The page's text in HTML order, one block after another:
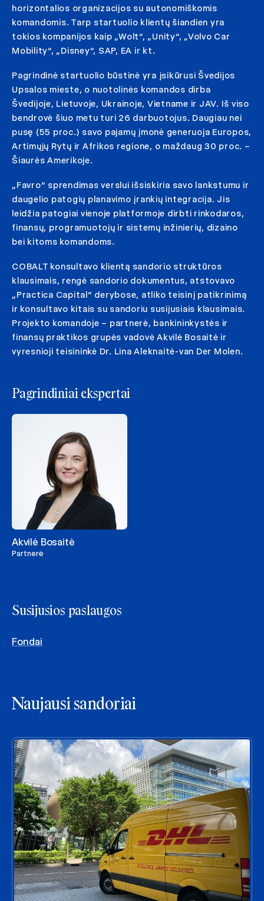
horizontalios organizacijos su autonomiškomis
komandomis. Tarp startuolio klientų šiandien yra
tokios kompanijos kaip „Wolt“, „Unity“, „Volvo Car
Mobility“, „Disney“, SAP, EA ir kt.
Pagrindinė startuolio būstinė yra įsikūrusi Švedijos
Upsalos mieste, o nuotolinės komandos dirba
Švedijoje, Lietuvoje, Ukrainoje, Vietname ir JAV. Iš viso
bendrovė šiuo metu turi 26 darbuotojus. Daugiau nei
pusę (55 proc.) savo pajamų įmonė generuoja Europos,
Artimųjų Rytų ir Afrikos regione, o maždaug 30 proc. –
Šiaurės Amerikoje.
„Favro“ sprendimas verslui išsiskiria savo lankstumu ir
daugelio patogių planavimo įrankių integracija. Jis
leidžia patogiai vienoje platformoje dirbti rinkodaros,
finansų, programuotojų ir sistemų inžinierių, dizaino
bei kitoms komandoms.
COBALT konsultavo klientą sandorio struktūros
klausimais, rengė sandorio dokumentus, atstovavo
„Practica Capital“ derybose, atliko teisinį patikrinimą
ir konsultavo kitais su sandoriu susijusiais klausimais.
Projekto komandoje – partnerė, bankininkystės ir
finansų praktikos grupės vadovė Akvilė Bosaitė ir
vyresnioji teisininkė Dr. Lina Aleknaitė-van Der Molen.
Pagrindiniai ekspertai
Akvilė Bosaitė
Partnerė
Susijusios paslaugos
Fondai
Naujausi sandoriai